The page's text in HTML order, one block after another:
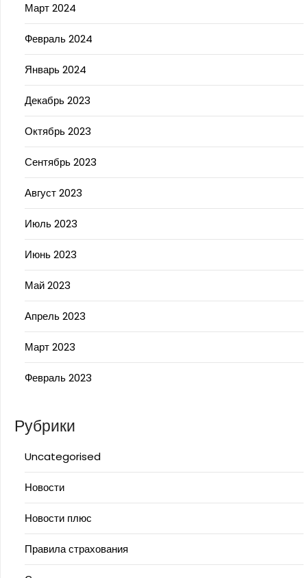
Март 2024
Февраль 2024
Январь 2024
Декабрь 2023
Октябрь 2023
Сентябрь 2023
Август 2023
Июль 2023
Июнь 2023
Май 2023
Апрель 2023
Март 2023
Февраль 2023
Рубрики
Uncategorised
Новости
Новости плюс
Правила страхования